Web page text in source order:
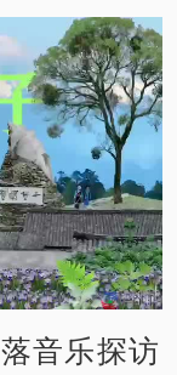
音乐探访